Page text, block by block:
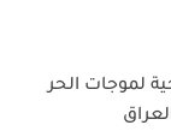
لموجات الحر